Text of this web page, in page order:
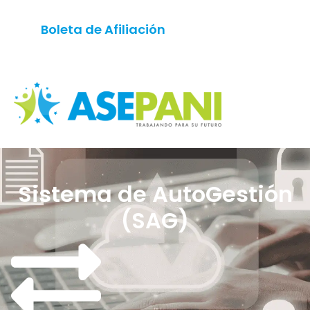
Boleta de Afiliación
Sistema de AutoGestión
(SAG)